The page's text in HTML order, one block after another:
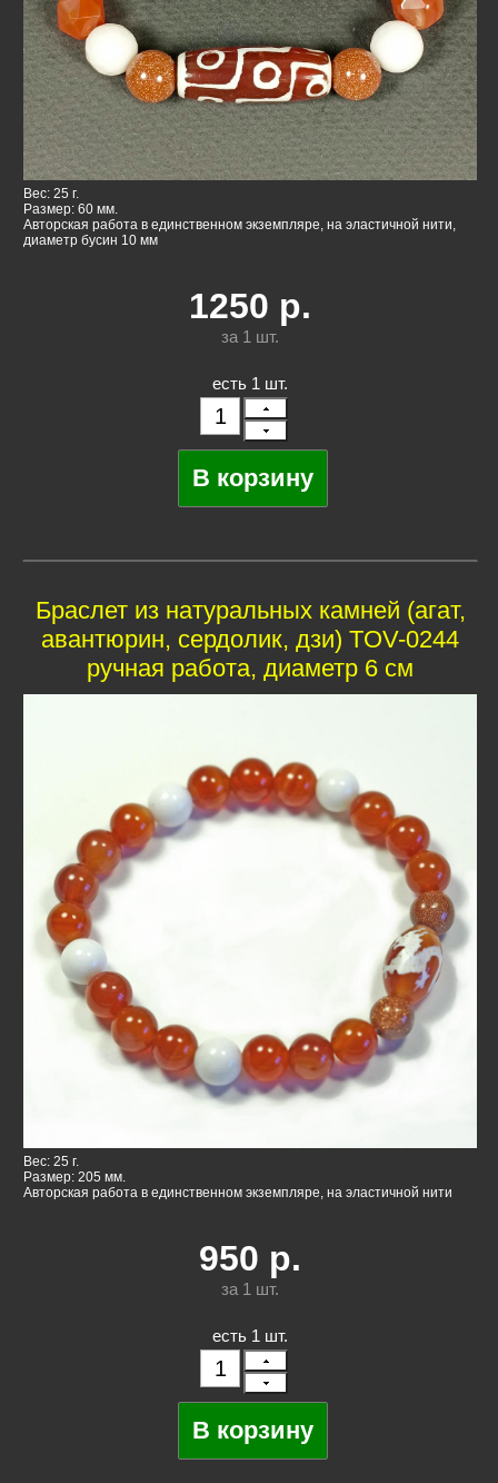
Вес: 25 г.
Размер: 60 мм.
Авторская работа в единственном экземпляре, на эластичной нити,
диаметр бусин 10 мм
1250 р.
за 1 шт.
есть 1 шт.
Браслет из натуральных камней (агат,
авантюрин, сердолик, дзи) TOV-0244
ручная работа, диаметр 6 см
Вес: 25 г.
Размер: 205 мм.
Авторская работа в единственном экземпляре, на эластичной нити
950 р.
за 1 шт.
есть 1 шт.